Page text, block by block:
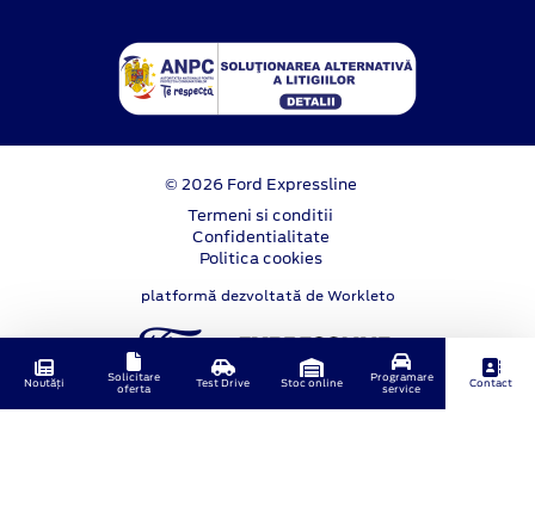
© 2026 Ford Expressline
Termeni si conditii
Confidentialitate
Politica cookies
platformă dezvoltată de Workleto
Noutăți
Solicitare
oferta
Test Drive Stoc online
Programare
service
Contact